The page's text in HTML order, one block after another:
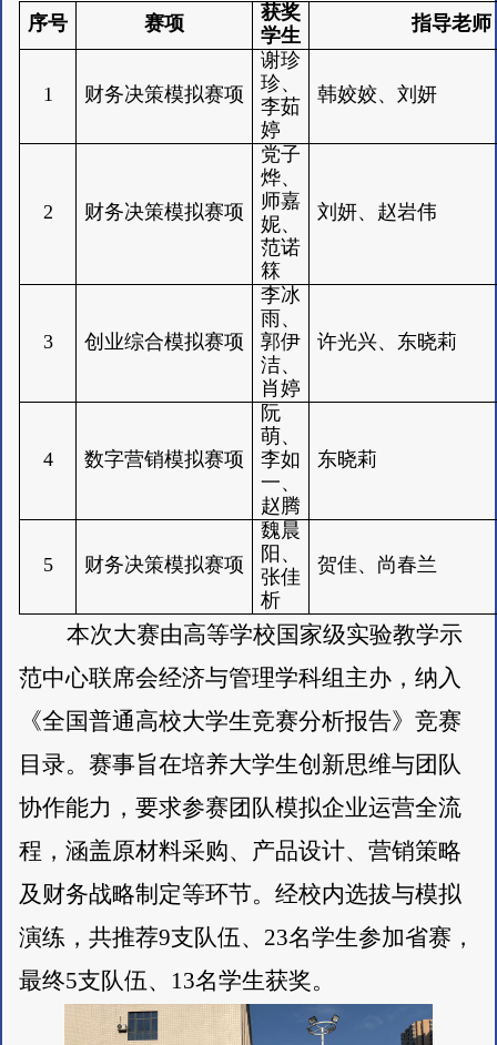
序号 赛项
获奖
学生
指导老师
1 财务决策模拟赛项
谢珍
珍、
李茹
婷
韩姣姣、刘妍
2 财务决策模拟赛项
党子
烨、
师嘉
妮、
范诺
箖
刘妍、赵岩伟
3 创业综合模拟赛项
李冰
雨、
郭伊
洁、
肖婷
许光兴、东晓莉
4 数字营销模拟赛项
阮
萌、
李如
一、
赵腾
东晓莉
5 财务决策模拟赛项
魏晨
阳、
张佳
析
贺佳、尚春兰
本次大赛由高等学校国家级实验教学示
范中心联席会经济与管理学科组主办，纳入
《全国普通高校大学生竞赛分析报告》竞赛
目录。赛事旨在培养大学生创新思维与团队
协作能力， 要求参赛团队模拟企业运营全流
程，涵盖原材料采购、产品设计、营销策略
及财务战略制定等环节。经校内选拔与模拟
演练，共推荐9支队伍、23名学生参加省赛 ，
最终5支队伍、13名学生获奖。